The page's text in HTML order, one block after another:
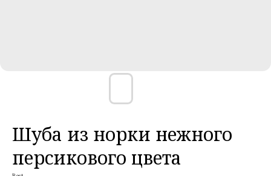
Шуба из норки нежного
персикового цвета